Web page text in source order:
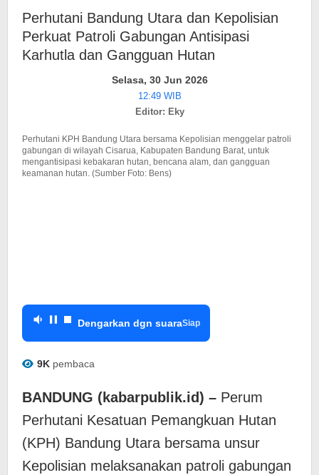
dan
Kepolisian
Perkuat
Gabungan
dan
Gangguan
Hutan
Perhutani Bandung Utara dan Kepolisian
Perkuat Patroli Gabungan Antisipasi
Karhutla dan Gangguan Hutan
Selasa, 30 Jun 2026
12:49 WIB
Editor: Eky
Perhutani KPH Bandung Utara bersama Kepolisian menggelar patroli
gabungan di wilayah Cisarua, Kabupaten Bandung Barat, untuk
mengantisipasi kebakaran hutan, bencana alam, dan gangguan
keamanan hutan. (Sumber Foto: Bens)
Dengarkan dgn suaraSiap
9K pembaca
BANDUNG (kabarpublik.id) – Perum
Perhutani Kesatuan Pemangkuan Hutan
(KPH) Bandung Utara bersama unsur
Kepolisian melaksanakan patroli gabungan